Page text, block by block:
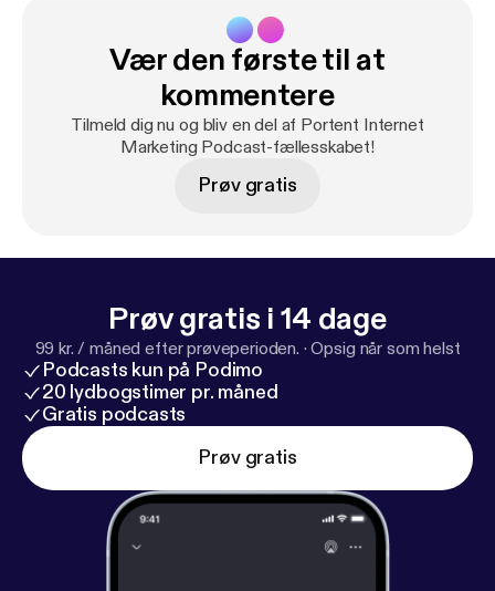
Vær den første til at
kommentere
Tilmeld dig nu og bliv en del af Portent Internet
Marketing Podcast-fællesskabet!
Prøv gratis
Prøv gratis i 14 dage
99 kr. / måned efter prøveperioden. ·Opsig når som helst
Podcasts kun på Podimo
20 lydbogstimer pr. måned
Gratis podcasts
Prøv gratis